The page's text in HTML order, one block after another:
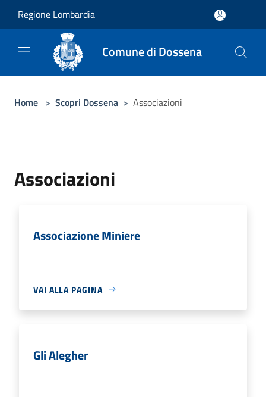
Regione Lombardia
Comune di Dossena
Home > Scopri Dossena > Associazioni
Associazioni
Associazione Miniere
VAI ALLA PAGINA
Gli Alegher